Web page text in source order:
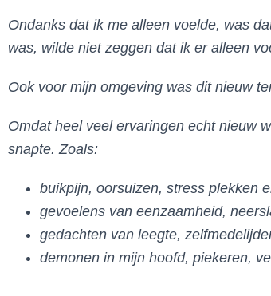
Ondanks dat ik me alleen voelde, was
was, wilde niet zeggen dat ik er alleen
Ook voor mijn omgeving was dit nieuw
Omdat heel veel ervaringen echt nieuw
snapte. Zoals:
buikpijn, oorsuizen, stress plekken
gevoelens van eenzaamheid,
gedachten van leegte,
demonen in mijn hoofd, piekeren,